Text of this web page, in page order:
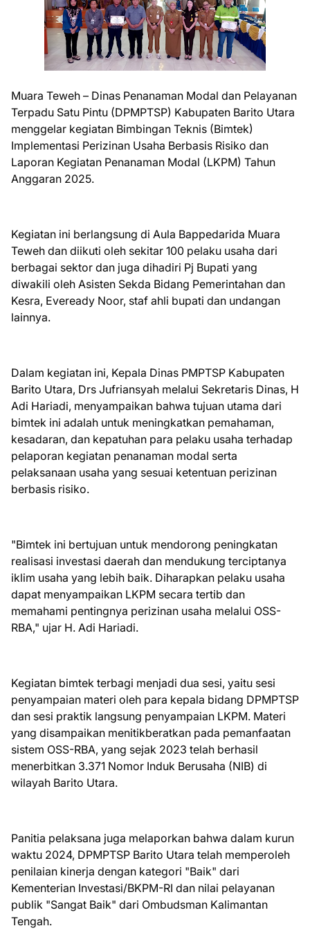
Muara Teweh – Dinas Penanaman Modal dan Pelayanan
Terpadu Satu Pintu (DPMPTSP) Kabupaten Barito Utara
menggelar kegiatan Bimbingan Teknis (Bimtek)
Implementasi Perizinan Usaha Berbasis Risiko dan
Laporan Kegiatan Penanaman Modal (LKPM) Tahun
Anggaran 2025.
Kegiatan ini berlangsung di Aula Bappedarida Muara
Teweh dan diikuti oleh sekitar 100 pelaku usaha dari
berbagai sektor dan juga dihadiri Pj Bupati yang
diwakili oleh Asisten Sekda Bidang Pemerintahan dan
Kesra, Eveready Noor, staf ahli bupati dan undangan
lainnya.
Dalam kegiatan ini, Kepala Dinas PMPTSP Kabupaten
Barito Utara, Drs Jufriansyah melalui Sekretaris Dinas, H
Adi Hariadi, menyampaikan bahwa tujuan utama dari
bimtek ini adalah untuk meningkatkan pemahaman,
kesadaran, dan kepatuhan para pelaku usaha terhadap
pelaporan kegiatan penanaman modal serta
pelaksanaan usaha yang sesuai ketentuan perizinan
berbasis risiko.
"Bimtek ini bertujuan untuk mendorong peningkatan
realisasi investasi daerah dan mendukung terciptanya
iklim usaha yang lebih baik. Diharapkan pelaku usaha
dapat menyampaikan LKPM secara tertib dan
memahami pentingnya perizinan usaha melalui OSS-
RBA," ujar H. Adi Hariadi.
Kegiatan bimtek terbagi menjadi dua sesi, yaitu sesi
penyampaian materi oleh para kepala bidang DPMPTSP
dan sesi praktik langsung penyampaian LKPM. Materi
yang disampaikan menitikberatkan pada pemanfaatan
sistem OSS-RBA, yang sejak 2023 telah berhasil
menerbitkan 3.371 Nomor Induk Berusaha (NIB) di
wilayah Barito Utara.
Panitia pelaksana juga melaporkan bahwa dalam kurun
waktu 2024, DPMPTSP Barito Utara telah memperoleh
penilaian kinerja dengan kategori "Baik" dari
Kementerian Investasi/BKPM-RI dan nilai pelayanan
publik "Sangat Baik" dari Ombudsman Kalimantan
Tengah.